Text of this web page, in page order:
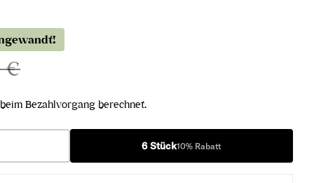
€
Bezahlvorgang berechnet.
6 Stück10% Rabatt